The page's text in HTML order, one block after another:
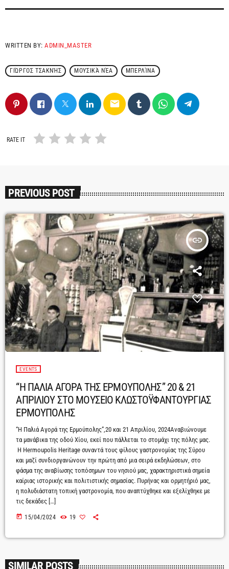
WRITTEN BY:ADMIN_MASTER
ΓΙΏΡΓΟΣ ΤΣΑΚΝΉΣ ΜΟΥΣΙΚΆ ΝΈΑ ΜΠΕΡΛΊΝΑ
email
RATE IT
PREVIOUS POST
insert_link
EVENTS
“Η ΠΑΛΙΑ ΑΓΟΡΑ ΤΗΣ ΕΡΜΟΥΠΟΛΗΣ” 20 & 21
ΑΠΡΙΛΙΟΥ ΣΤΟ ΜΟΥΣΕΙΟ ΚΛΩΣΤΟΫΦΑΝΤΟΥΡΓΙΑΣ
ΕΡΜΟΥΠΟΛΗΣ
“Η Παλιά Αγορά της Ερμούπολης”,20 και 21 Απριλίου, 2024Αναβιώνουμε
τα μανάβικα της οδού Χίου, εκεί που πάλλεται το στομάχι της πόλης μας.
Η Hermoupolis Heritage συναντά τους φίλους γαστρονομίας της Σύρου
και μαζί συνδιοργανώνουν την πρώτη από μια σειρά εκδηλώσεων, στο
φάσμα της αναβίωσης τοπόσημων του νησιού μας, χαρακτηριστικά σημεία
καίριας ιστορικής και πολιτιστικής σημασίας. Πυρήνας και ορμητήριό μας,
η πολυδιάστατη τοπική γαστρονομία, που αναπτύχθηκε και εξελίχθηκε με
τις δεκάδες […]
today 15/04/2024 19
SIMILAR POSTS